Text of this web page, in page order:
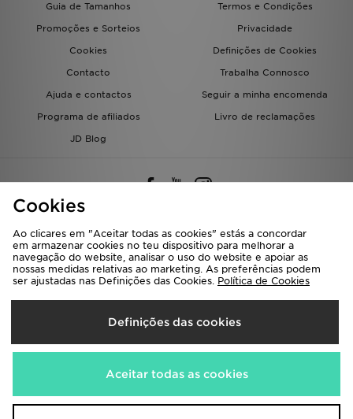
Guia de Tamanhos
Termos e Condições
Promoções e Sorteios
Privacidade
Cookies
Definições de Cookies
Contacto
Trabalha Connosco
Ajuda e contactos
Seguir a minha encomenda
Programa de afiliados
Livro de reclamações
JD Blog
Seleciona O País
Portugal
Cookies
Ao clicares em "Aceitar todas as cookies" estás a concordar
em armazenar cookies no teu dispositivo para melhorar a
navegação do website, analisar o uso do website e apoiar as
nossas medidas relativas ao marketing. As preferências podem
ser ajustadas nas Definições das Cookies. Política de Cookies
Definições das cookies
Aceitar todas as cookies